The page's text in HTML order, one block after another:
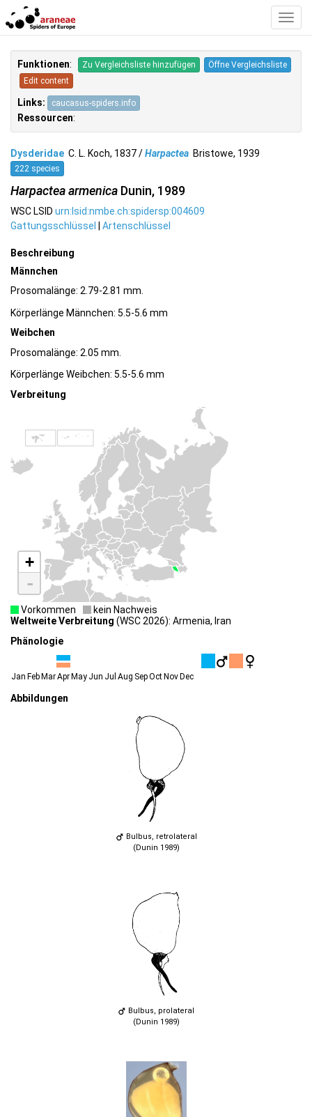
Funktionen: Zu Vergleichsliste hinzufügen
Öffne Vergleichsliste
Edit content
Links: caucasus-spiders.info
Ressourcen:
Dysderidae C. L. Koch, 1837 /Harpactea Bristowe, 1939
222 species
Harpactea armenica Dunin, 1989
WSC LSID urn:lsid:nmbe.ch:spidersp:004609
Gattungsschlüssel
Artenschlüssel
Beschreibung
Männchen
Prosomalänge: 2.79-2.81 mm.
Körperlänge Männchen: 5.5-5.6 mm
Weibchen
Prosomalänge: 2.05 mm.
Körperlänge Weibchen: 5.5-5.6 mm
Verbreitung
+
-
Vorkommen
kein Nachweis
Weltweite Verbreitung (WSC 2026): Armenia, Iran
Phänologie
Jan Feb MarApr May Jun Jul Aug SepOct Nov Dec
Abbildungen
Bulbus, retrolateral
(Dunin 1989)
Bulbus, prolateral
(Dunin 1989)